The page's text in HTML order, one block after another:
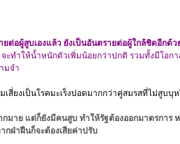
ยต่อผู้สูบเองแล้ว ยังเป็นอันตรายต่อผู้ใกล้ชิดอีก
ทำให้น้ำหนักตัวเพิ่มน้อยกว่าปกติ รวมทั้งมีโอก
มจำ
ป็นโรคมะเร็งปอดมากกว่าคู่สมรสที่ไม่สูบบุหรี่
กมาย แต่ก็ยังมีคนสูบ ทำให้รัฐต้องออกมาตรกา
กฝ่าฝืนก็จะต้องเสียค่าปรับ